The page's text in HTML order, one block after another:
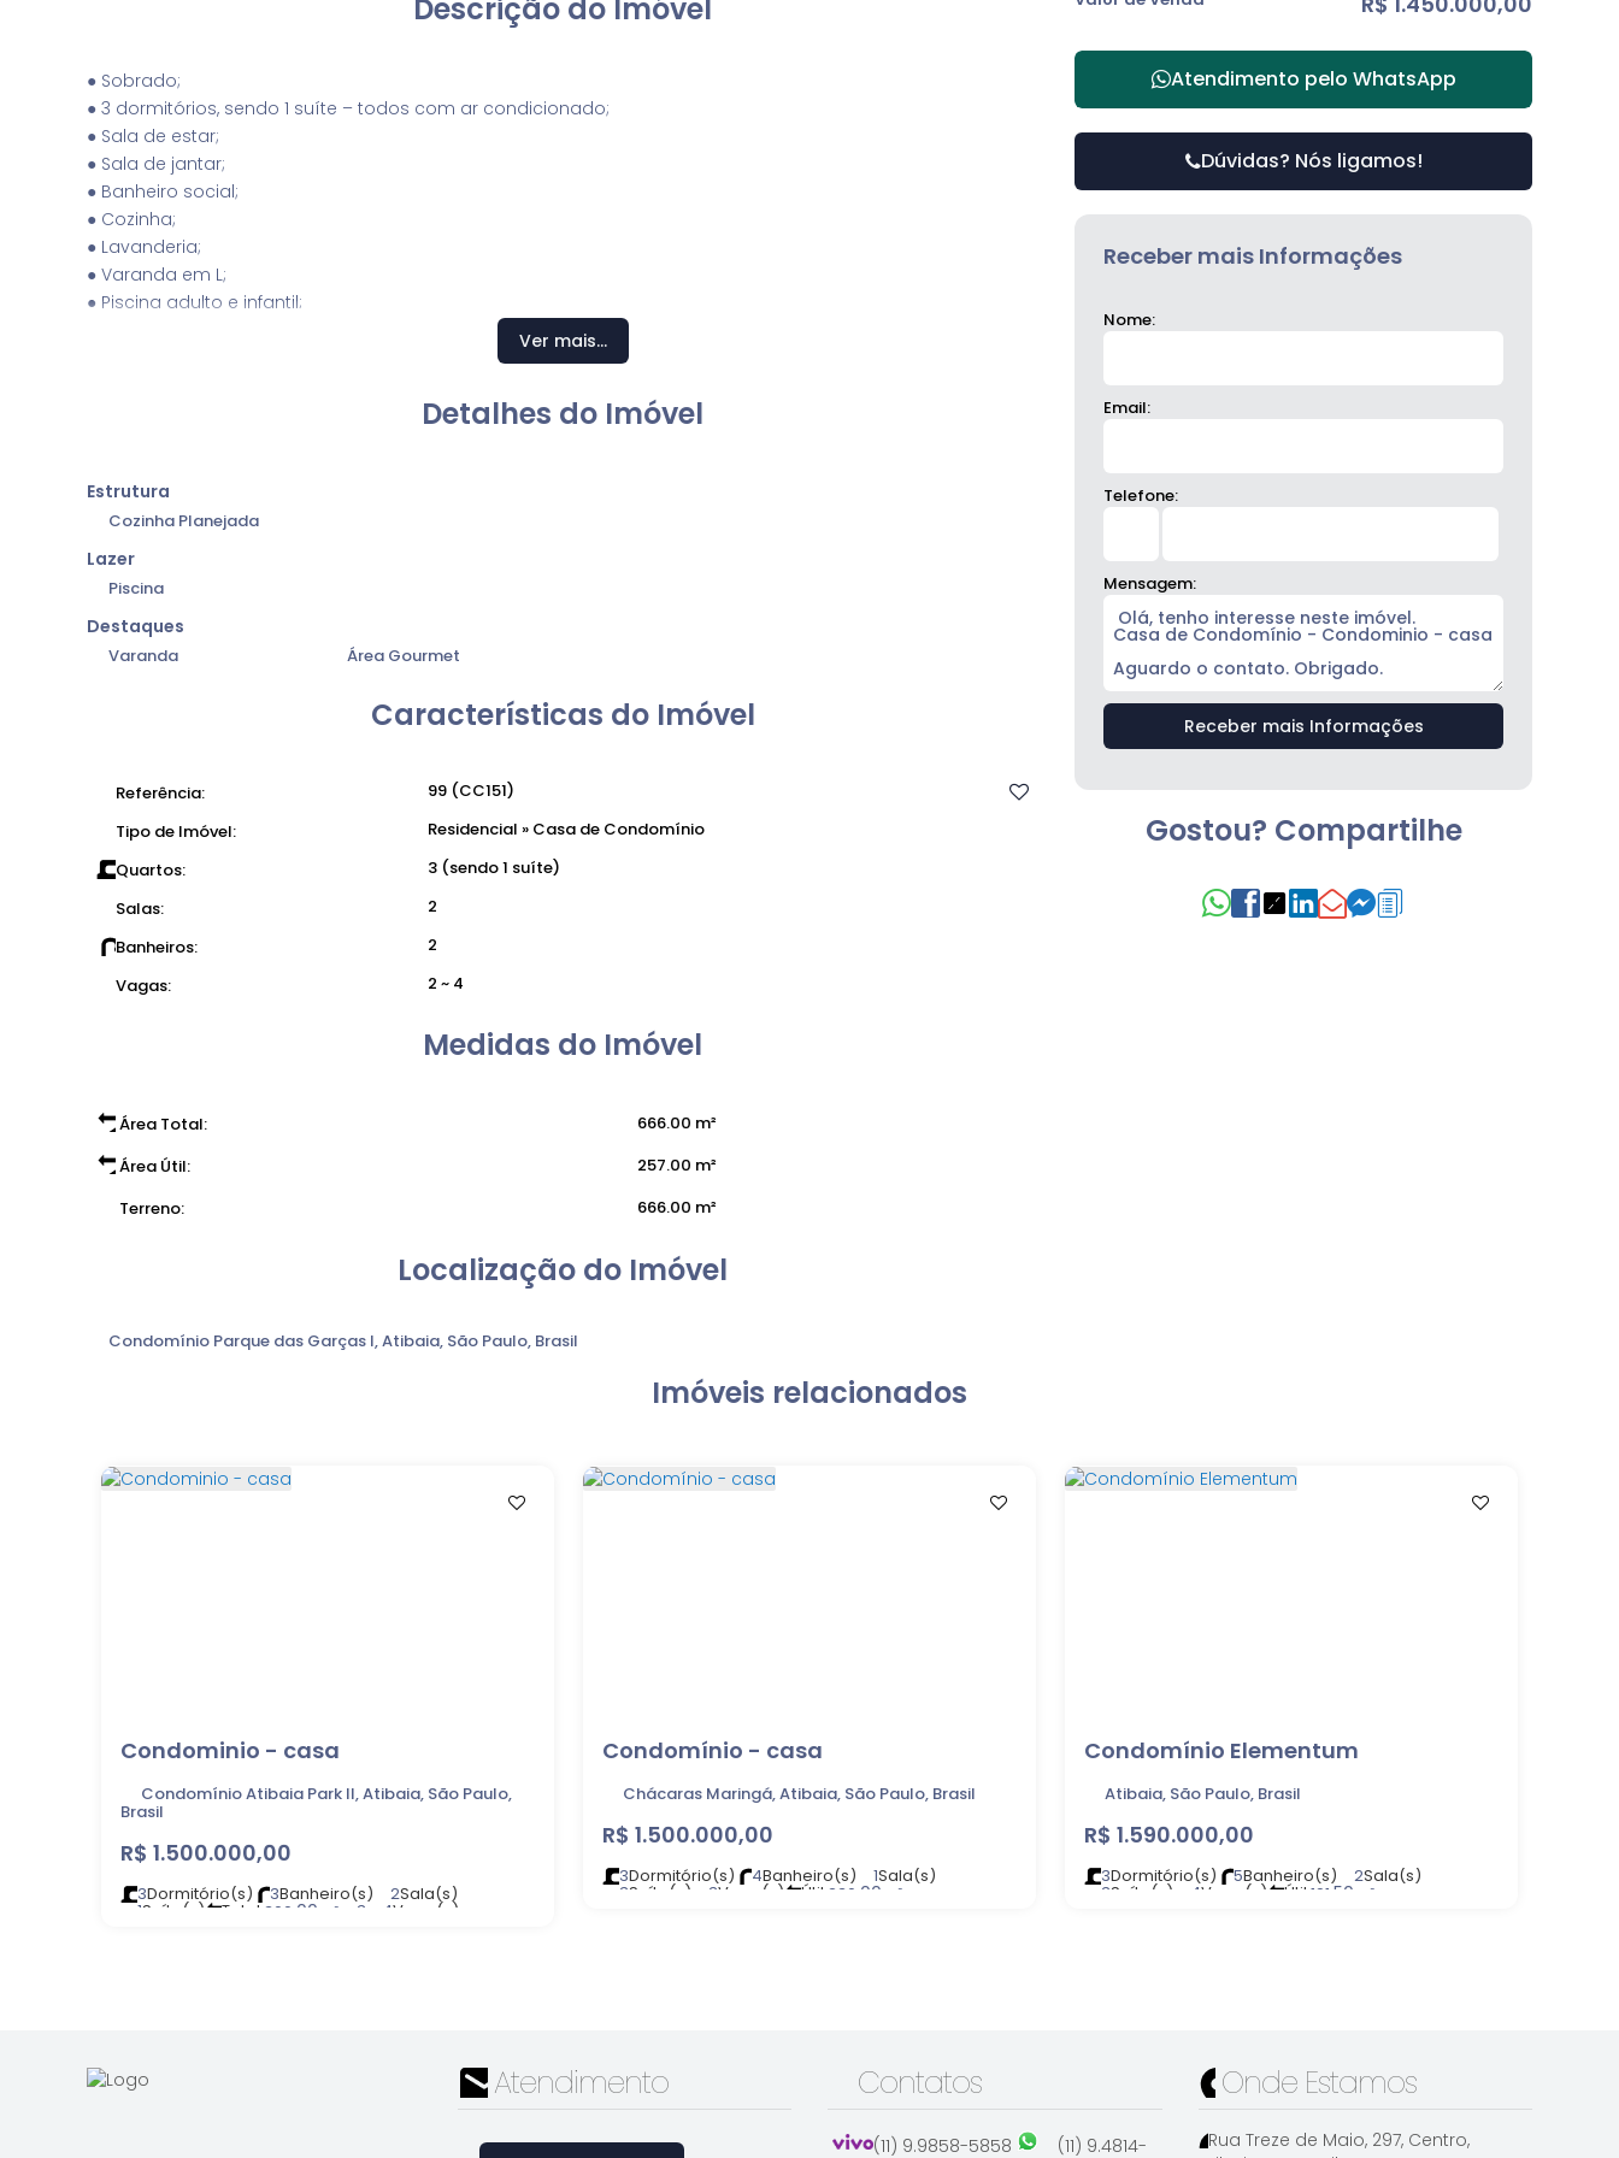
Descrição do Imóvel
● Sobrado;
● 3 dormitórios, sendo 1 suíte – todos com ar condicionado;
● Sala de estar;
● Sala de jantar;
● Banheiro social;
● Cozinha;
● Lavanderia;
● Varanda em L;
● Piscina adulto e infantil;
● Edícula com espaço gourmet, salão de jogos e escritório;
● Área de terreno: 666,00m²
● Área construída: 257,00m²
● Valor de venda: R$ 1.450.000,00
Ver mais...
Detalhes do Imóvel
Estrutura
Cozinha Planejada
Lazer
Piscina
Destaques
Varanda Área Gourmet
Características do Imóvel
Referência: 99 (CC151)
Tipo de Imóvel:
Residencial » Casa de Condomínio
Quartos:
3 (sendo 1 suíte)
Salas:
2
Banheiros:
2
Vagas:
2 ~ 4
Medidas do Imóvel
Área Total: 666.00 m²
Área Útil:
257.00 m²
Terreno:
666.00 m²
Localização do Imóvel
Condomínio Parque das Garças I,Atibaia, São Paulo, Brasil
Atendimento pelo WhatsApp
Dúvidas? Nós ligamos!
Receber mais Informações
Nome:
Email:
Telefone:
Mensagem:
Gostou? Compartilhe
Imóveis relacionados
Condominio - casa
R$ 1.500.000,00
Condomínio Atibaia Park II, Atibaia, São Paulo,
Brasil
3Dormitório(s) 3Banheiro(s) 2Sala(s)
1Suíte(s) Total:300 .00 m² 3 ~ 4Vaga(s)
Condomínio - casa
R$ 1.500.000,00
Chácaras Maringá, Atibaia, São Paulo, Brasil
3Dormitório(s) 4Banheiro(s) 1Sala(s)
3Suíte(s) 3Vaga(s) Útil: 230 .00 m²
Condomínio Elementum
R$ 1.590.000,00
Atibaia, São Paulo, Brasil
3Dormitório(s) 5Banheiro(s) 2Sala(s)
3Suíte(s) 4Vaga(s) Útil: 191 .50 m²
Atendimento Contatos
(11) 9.9858-5858 (11) 9.4814-
Onde Estamos
Rua Treze de Maio, 297, Centro,